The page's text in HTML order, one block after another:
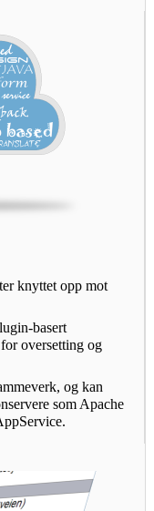
knyttet opp mot
basert
oversetting og
og kan
som Apache